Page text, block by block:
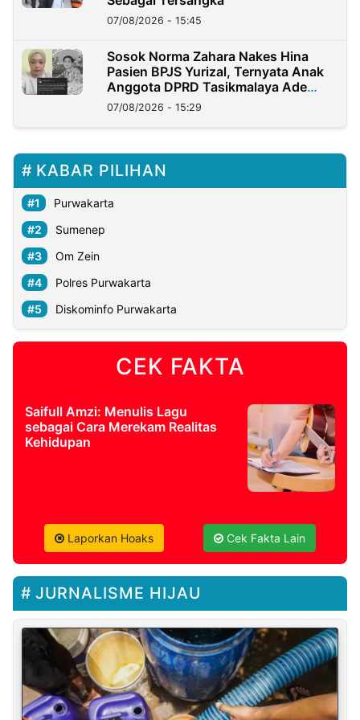
07/08/2026 - 15:45
Sosok Norma Zahara Nakes Hina
Pasien BPJS Yurizal, Ternyata Anak
Anggota DPRD Tasikmalaya Ade
Lukman
07/08/2026 - 15:29
KABAR PILIHAN
Purwakarta
Sumenep
Om Zein
Polres Purwakarta
Diskominfo Purwakarta
CEK FAKTA
Saifull Amzi: Menulis Lagu
sebagai Cara Merekam Realitas
Kehidupan
Laporkan Hoaks Cek Fakta Lain
JURNALISME HIJAU